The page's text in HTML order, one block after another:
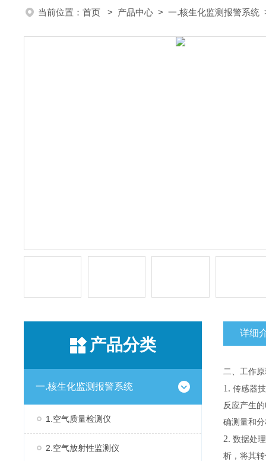
当前位置： 首页 > 产品中心 > 一.核生化监测报警系统
产品分类
一.核生化监测报警系统
1.空气质量检测仪
2.空气放射性监测仪
详细
二、工作
1. 传感器
反应产生
确测量和
2. 数据处
析，将其